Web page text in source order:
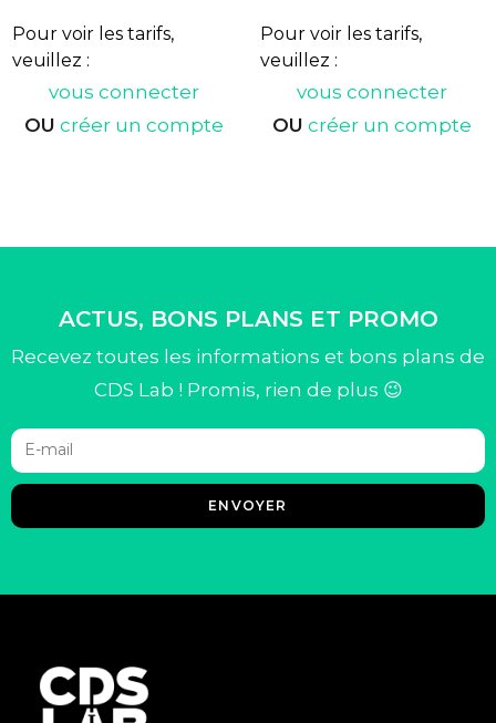
Pour voir les tarifs,
veuillez :
vous connecter
OU créer un compte
Pour voir les tarifs,
veuillez :
vous connecter
OU créer un compte
ACTUS, BONS PLANS ET PROMO
Recevez toutes les informations et bons plans de
CDS Lab ! Promis, rien de plus 😉
ENVOYER